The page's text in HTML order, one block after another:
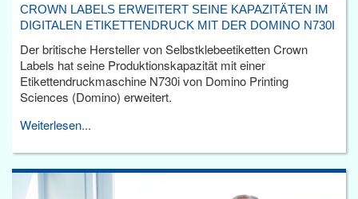
CROWN LABELS ERWEITERT SEINE KAPAZITÄTEN IM
DIGITALEN ETIKETTENDRUCK MIT DER DOMINO N730I
Der britische Hersteller von Selbstklebeetiketten Crown
Labels hat seine Produktionskapazität mit einer
Etikettendruckmaschine N730i von Domino Printing
Sciences (Domino) erweitert.
Weiterlesen...